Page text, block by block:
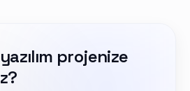
projenize